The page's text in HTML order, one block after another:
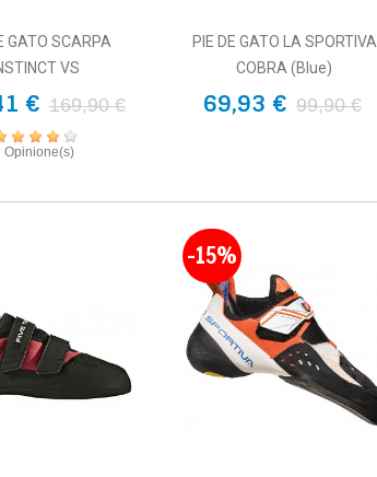
GATO SCARPA
VS
€ 169,90 €
Opinione(s)
PIE DE GATO LA SPORTIVA
COBRA (blue)
69,93 € 99,90 €
-15%